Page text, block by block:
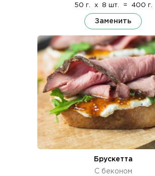
50 г. x 8 шт. = 400 г.
Заменить
Брускетта
С беконом